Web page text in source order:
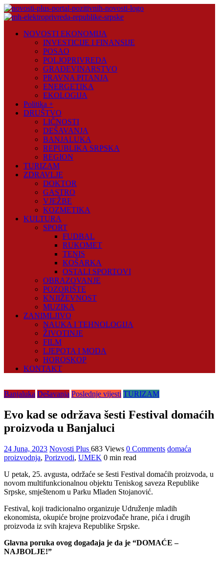
Skip
to
Plus
NOVOSTI EKONOMIJA
INVESTICIJE I FINANSIJE
POSAO
POLJOPRIVREDA
GRAĐEVINARSTVO
PRAVNA PITANJA
ENERGETIKA
EKOLOGIJA
Politika +
DRUŠTVO
LIČNOSTI
DEŠAVANJA
BANJALUKA
REPUBLIKA SRPSKA
REGION
TURIZAM
ZDRAVLJE
DOKTOR
GASTRO
VJEŽBE
KOZMETIKA
KULTURA
SPORT
FUDBAL
RUKOMET
TENIS
KOŠARKA
OSTALI SPORTOVI
OBRAZOVANJE
POZORIŠTE
KNJIŽEVNOST
MUZIKA
ZANIMLJIVO
NAUKA I TEHNOLOGIJA
ŽIVOTINJE
FILM
LJEPOTA I MODA
HOROSKOP
KONTAKT
Banjaluka Dešavanja Poslednje vijesti TURIZAM
Evo kad se održava šesti Festival domaćih
proizvoda u Banjaluci
24 Juna, 2023 Novosti Plus 683 Views 0 Comments domaća
proizvodnja, Porizvodi, UMEK 0 min read
U petak, 25. avgusta, održaće se šesti Festival domaćih proizvoda, u
novom multifunkcionalnou objektu Teniskog saveza Republike
Srpske, smještenom u Parku Mladen Stojanović.
Festival, koji tradicionalno organizuje Udruženje mladih
ekonomista, okupiće brojne proizvođače hrane, pića i drugih
proizvoda iz svih krajeva Republike Srpske.
Glavna poruka ovog događaja je da je “DOMAĆE –
NAJBOLJE!”